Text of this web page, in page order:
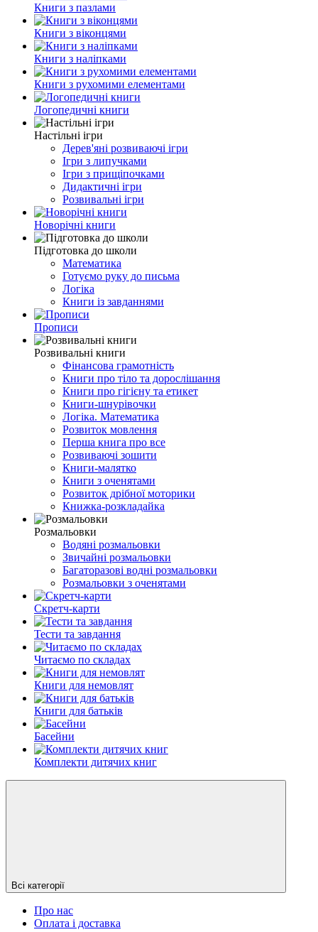
Книги з пазлами
Книги з віконцями
Книги з наліпками
Книги з рухомими елементами
Логопедичні книги
Настільні ігри
Дерев'яні розвиваючі ігри
Ігри з липучками
Ігри з прищіпочками
Дидактичні ігри
Розвивальні ігри
Новорічні книги
Підготовка до школи
Математика
Готуємо руку до письма
Логіка
Книги із завданнями
Прописи
Розвивальні книги
Фінансова грамотність
Книги про тіло та дорослішання
Книги про гігієну та етикет
Книги-шнурівочки
Логіка. Математика
Розвиток мовлення
Перша книга про все
Розвиваючі зошити
Книги-малятко
Книги з оченятами
Розвиток дрібної моторики
Книжка-розкладайка
Розмальовки
Водяні розмальовки
Звичайні розмальовки
Багаторазові водні розмальовки
Розмальовки з оченятами
Скретч-карти
Тести та завдання
Читаємо по складах
Книги для немовлят
Книги для батьків
Басейни
Комплекти дитячих книг
Всі категорії
Про нас
Оплата і доставка